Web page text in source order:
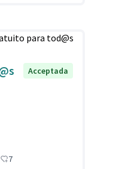
Acceptada
7